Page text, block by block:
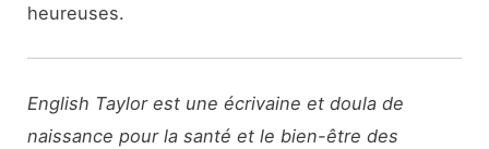
heureuses.
English Taylor est une écrivaine et doula de
naissance pour la santé et le bien-être des